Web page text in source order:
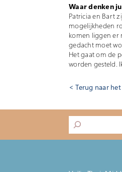
Waar denken
Patricia en Bart
mogelijkheden
komen liggen er
gedacht moet
Het gaat om de
worden gesteld.
Terug naar